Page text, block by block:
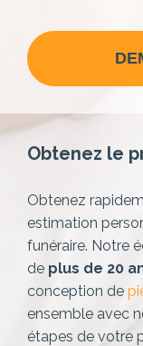
Obtenez le
Obtenez
estimation
funéraire. Notre
de plus de 20
conception de
ensemble avec
étapes de votre